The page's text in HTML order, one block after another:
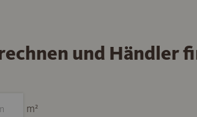
und Händler
m²